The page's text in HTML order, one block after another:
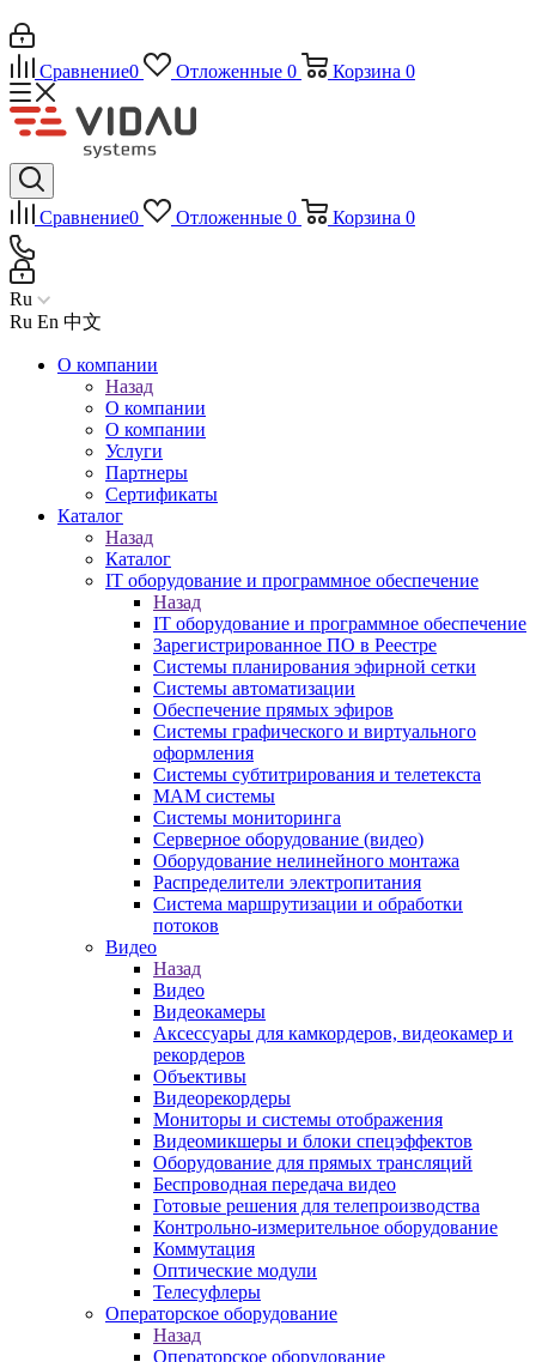
Сравнение0 Отложенные 0 Корзина 0
Сравнение0 Отложенные 0 Корзина 0
Ru
Ru En 中文
О компании
Назад
О компании
О компании
Услуги
Партнеры
Сертификаты
Каталог
Назад
Каталог
IT оборудование и программное обеспечение
Назад
IT оборудование и программное обеспечение
Зарегистрированное ПО в Реестре
Системы планирования эфирной сетки
Системы автоматизации
Обеспечение прямых эфиров
Системы графического и виртуального
оформления
Системы субтитрирования и телетекста
MAM системы
Системы мониторинга
Серверное оборудование (видео)
Оборудование нелинейного монтажа
Распределители электропитания
Система маршрутизации и обработки
потоков
Видео
Назад
Видео
Видеокамеры
Аксессуары для камкордеров, видеокамер и
рекордеров
Объективы
Видеорекордеры
Мониторы и системы отображения
Видеомикшеры и блоки спецэффектов
Оборудование для прямых трансляций
Беспроводная передача видео
Готовые решения для телепроизводства
Контрольно-измерительное оборудование
Коммутация
Оптические модули
Телесуфлеры
Операторское оборудование
Назад
Операторское оборудование